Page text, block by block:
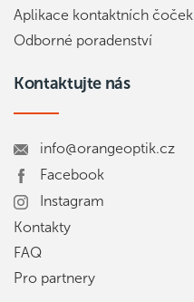
Aplikace kontaktních čoček
Odborné poradenství
Kontaktujte nás
info@orangeoptik.cz
Facebook
Instagram
Kontakty
FAQ
Pro partnery